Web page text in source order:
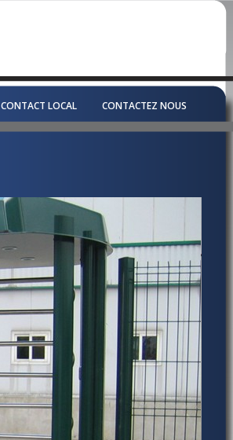
CONTACT LOCAL CONTACTEZ NOUS